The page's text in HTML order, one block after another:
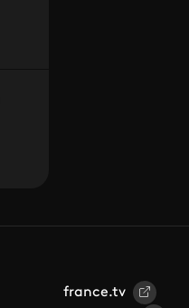
france.tv